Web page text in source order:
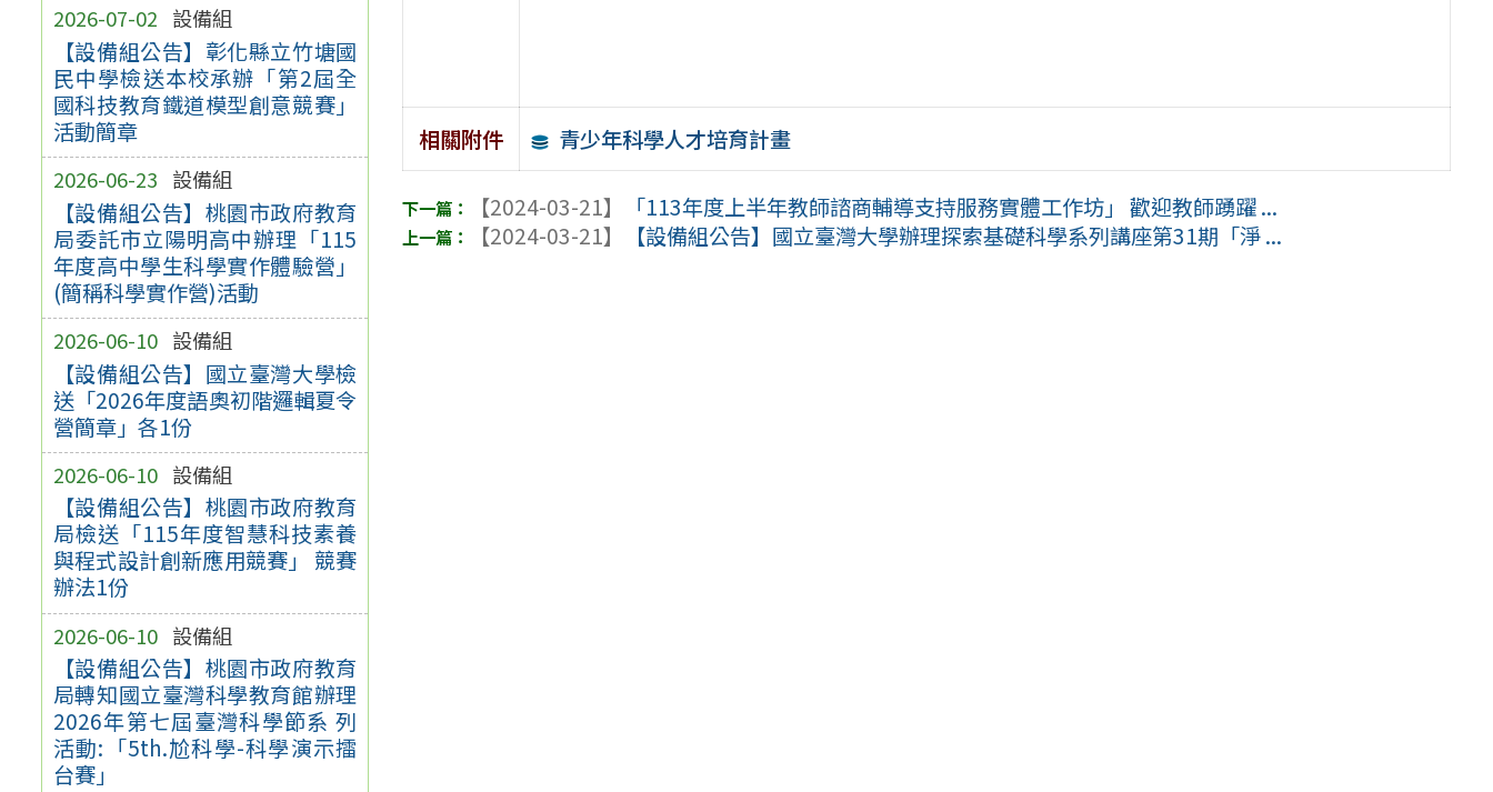
2026-07-02 設備組
【設備組公告】彰化縣立竹塘國
民中學檢送本校承辦「第2屆全
國科技教育鐵道模型創意競賽」
活動簡章
2026-06-23 設備組
【設備組公告】桃園市政府教育
局委託市立陽明高中辦理「115
年度高中學生科學實作體驗營」
(簡稱科學實作營)活動
2026-06-10 設備組
【設備組公告】國立臺灣大學檢
送「2026年度語奧初階邏輯夏令
營簡章」各1份
2026-06-10 設備組
【設備組公告】桃園市政府教育
局檢送「115年度智慧科技素養
與程式設計創新應用競賽」 競賽
辦法1份
2026-06-10 設備組
【設備組公告】桃園市政府教育
局轉知國立臺灣科學教育館辦理
2026年第七屆臺灣科學節系 列
活動:「5th.尬科學-科學演示擂
台賽」
相關附件 青少年科學人才培育計畫
【2024-03-21】
「113年度上半年教師諮商輔導支持服務實體工作坊」 歡迎教師踴躍 ...
【2024-03-21】
【設備組公告】國立臺灣大學辦理探索基礎科學系列講座第31期「淨 ...